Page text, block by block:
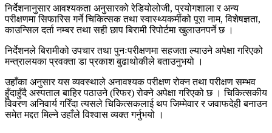
निर्देशनानुसार आवश्यकता अनुसारको रेडियोलोजी, प्रयोगशाला र अन्य
परीक्षणमा सिफारिस गर्ने चिकित्सक तथा स्वास्थ्यकर्मीको पूरा नाम, विशेषज्ञता,
काउन्सिल दर्ता नम्बर तथा सही छाप बिरामी रिपोर्टमा खुलाउनपर्ने छ ।
निर्देशनले बिरामीको उपचार तथा पुनःपरीक्षणमा सहजता ल्याउने अपेक्षा गरिएको
मन्त्रालयका प्रवक्ता डा प्रकाश बुढाथोकीले बताउनुभयो ।
उहाँका अनुसार यस व्यवस्थाले अनावश्यक परीक्षण रोक्न तथा परीक्षण सम्भव
हुँदाहुँदै अस्पताल बाहिर पठाउने (रिफर) रोक्ने अपेक्षा गरिएको छ । चिकित्सकीय
विवरण अनिवार्य गरिँदा त्यसले चिकित्सकलाई थप जिम्मेवार र जवाफदेही बनाउन
समेत मद्दत मिल्ने उहाँले विश्वास व्यक्त गर्नुभयो ।